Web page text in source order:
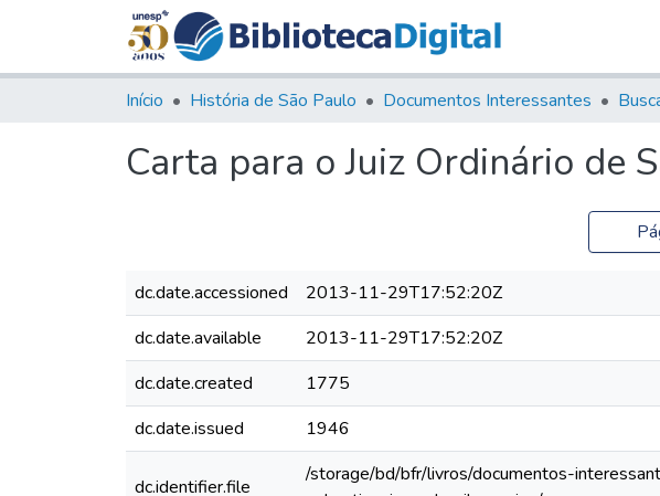
Início História de São Paulo Documentos Interessantes
Carta para o Juiz Ordinário de
dc.date.accessioned
2013-11-29T17:52:20Z
dc.date.available
2013-11-29T17:52:20Z
dc.date.created
1775
dc.date.issued
1946
dc.identifier.file
/storage/bd/bfr/livros/documentos-